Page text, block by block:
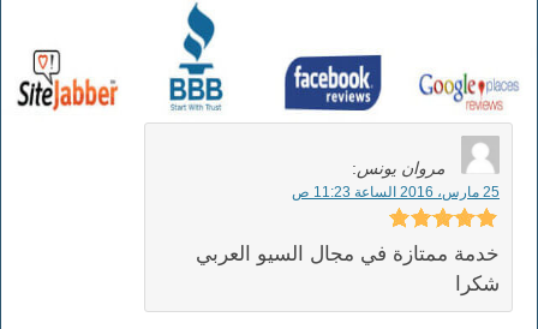
مروان يونس:
25 مارس، 2016 الساعة 11:23 ص
خدمة ممتازة في مجال السيو العربي
شكرا